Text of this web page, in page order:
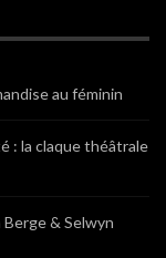
au féminin
: la claque théâtrale
& Selwyn